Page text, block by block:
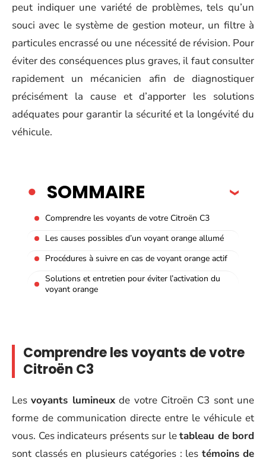
peut indiquer une variété de problèmes, tels qu’un
souci avec le système de gestion moteur, un filtre à
particules encrassé ou une nécessité de révision. Pour
éviter des conséquences plus graves, il faut consulter
rapidement un mécanicien afin de diagnostiquer
précisément la cause et d’apporter les solutions
adéquates pour garantir la sécurité et la longévité du
véhicule.
SOMMAIRE
Comprendre les voyants de votre Citroën C3
Les causes possibles d’un voyant orange allumé
Procédures à suivre en cas de voyant orange actif
Solutions et entretien pour éviter l’activation du
voyant orange
Comprendre les voyants de votre
Citroën C3
Lesvoyants lumineuxde votre Citroën C3 sont une
forme de communication directe entre le véhicule et
vous. Ces indicateurs présents sur letableau de bord
sont classés en plusieurs catégories : les témoins de